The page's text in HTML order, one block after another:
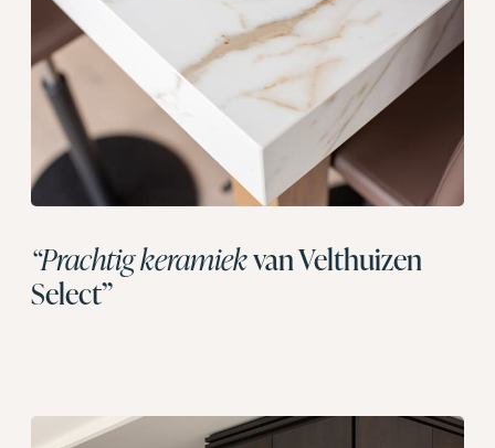
“Prachtig keramiekvan Velthuizen
Select”